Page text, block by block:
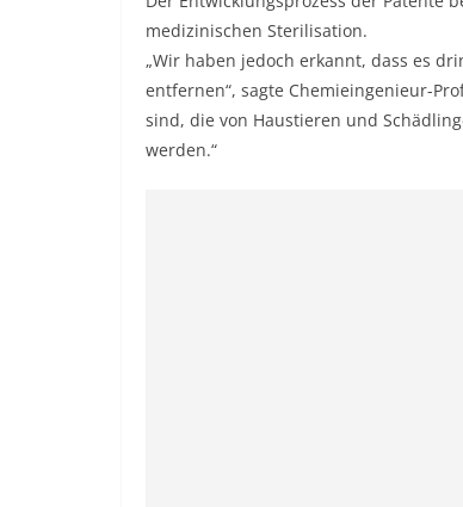
medizinischen Sterilisation.
„Wir haben jedoch erkannt, dass es
entfernen“, sagte Chemieingenieur-
sind, die von Haustieren und
werden.“